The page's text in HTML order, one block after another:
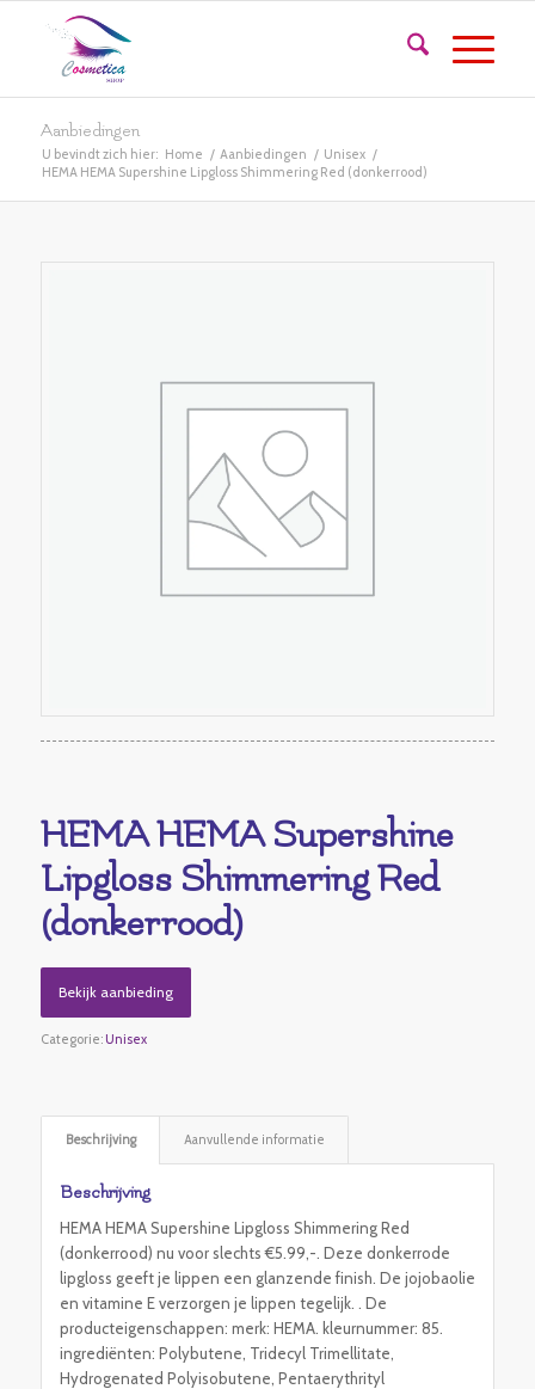
Aanbiedingen
U bevindt zich hier: Home / Aanbiedingen / Unisex /
HEMA HEMA Supershine Lipgloss Shimmering Red (donkerrood)
HEMA HEMA Supershine
Lipgloss Shimmering Red
(donkerrood)
Bekijk aanbieding
Categorie: Unisex
Beschrijving Aanvullende informatie
Beschrijving
HEMA HEMA Supershine Lipgloss Shimmering Red
(donkerrood) nu voor slechts €5.99,-. Deze donkerrode
lipgloss geeft je lippen een glanzende finish. De jojobaolie
en vitamine E verzorgen je lippen tegelijk. . De
producteigenschappen: merk: HEMA. kleurnummer: 85.
ingrediënten: Polybutene, Tridecyl Trimellitate,
Hydrogenated Polyisobutene, Pentaerythrityl